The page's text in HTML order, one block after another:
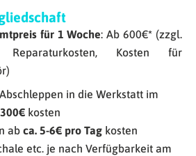
für 1 Woche: Ab 600€* (zzgl.
Kosten für
in die Werkstatt im
kosten
ab ca. 5-6€ pro Tag kosten
etc. je nach Verfügbarkeit am